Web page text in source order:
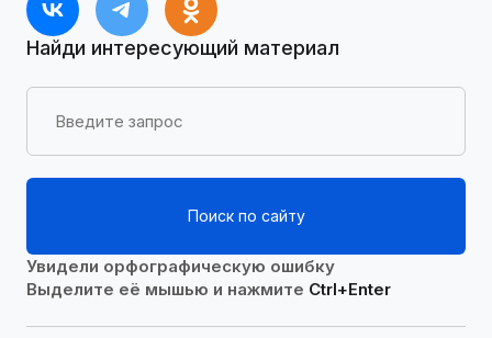
Найди интересующий материал
Поиск по сайту
Увидели орфографическую ошибку
Выделите её мышью и нажмите Ctrl+Enter